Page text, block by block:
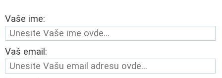
Vaše ime:
Vaš email: